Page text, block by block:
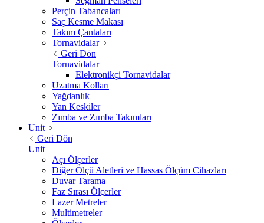
Perçin Tabancaları
Saç Kesme Makası
Takım Çantaları
Tornavidalar
Geri Dön
Tornavidalar
Elektronikçi Tornavidalar
Uzatma Kolları
Yağdanlık
Yan Keskiler
Zımba ve Zımba Takımları
Unit
Geri Dön
Unit
Açı Ölçerler
Diğer Ölçü Aletleri ve Hassas Ölçüm Cihazları
Duvar Tarama
Faz Sırası Ölçerler
Lazer Metreler
Multimetreler